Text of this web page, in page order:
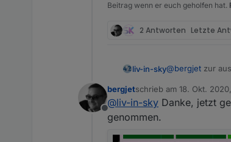
Beitrag wenn er euch geholfen hat.
2 Antworten Letzte
liv-in-sky@bergjet zur
Spoiler
Offline
bergjetschrieb am 18. Okt.
zuletzt editiert von bergjet
@liv-in-sky Danke, jetzt
genommen.